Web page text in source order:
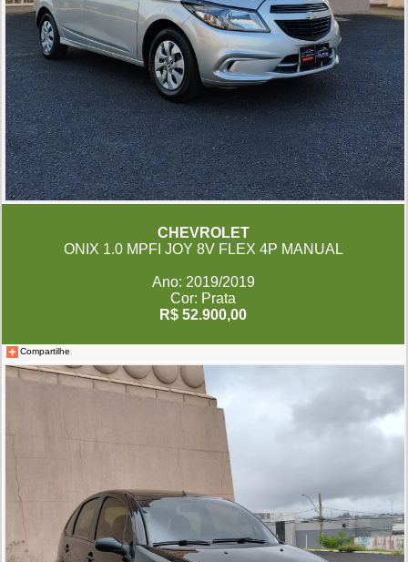
CHEVROLET
ONIX 1.0 MPFI JOY 8V FLEX 4P MANUAL
Ano: 2019/2019
Cor: Prata
R$ 52.900,00
Compartilhe